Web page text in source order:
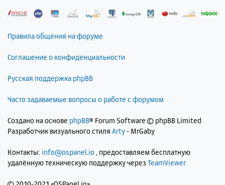
ч
Правила общения на форуме
Соглашение о конфиденциальности
Русская поддержка phpBB
Часто задаваемые вопросы о работе с форумом
Создано на основе phpBB® Forum Software © phpBB Limited
Разработчик визуального стиля Arty- MrGaby
Контакты: info@ospanel.io , предоставляем бесплатную
удалённую техническую поддержку через TeamViewer